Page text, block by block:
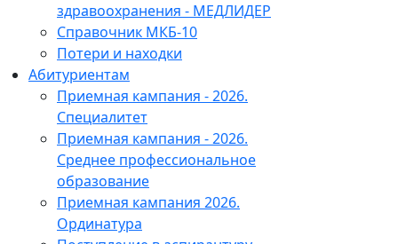
здравоохранения - МЕДЛИДЕР
Справочник МКБ-10
Потери и находки
Абитуриентам
Приемная кампания - 2026.
Специалитет
Приемная кампания - 2026.
Среднее профессиональное
образование
Приемная кампания 2026.
Ординатура